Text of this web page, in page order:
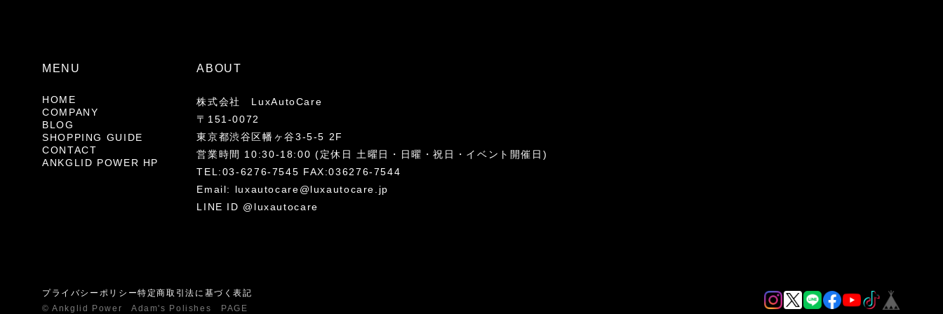
ABOUT
株式会社 LuxAutoCare
〒151-0072
東京都渋谷区幡ヶ谷3-5-5 2F
営業時間 10:30-18:00 (定休日 土曜日・日曜・祝日・イベント開催日)
TEL:03-6276-7545 FAX:036276-7544
Email: luxautocare@luxautocare.jp
LINE ID @luxautocare
MENU
HOME
COMPANY
BLOG
SHOPPING GUIDE
CONTACT
ANKGLID POWER HP
プライバシーポリシー特定商取引法に基づく表記
© Ankglid Power Adam's Polishes PAGE